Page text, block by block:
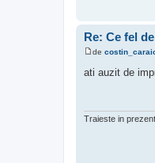
Re: Ce fel
e
s
de
ati auzit de
Traieste in